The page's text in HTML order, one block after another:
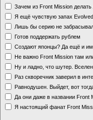
Зачем из Front Mission
Я ещё чувствую запах
Лишь бы серию не
Готов поддержать рублем
Создают японцы? Да ещё и
Не важно Front Mission там
Ну и ладно, что шутер.
Раз скворечник заверил в
Равнодушен. Выйдет, вот
Да они даже в названии
Я настоящий фанат Front